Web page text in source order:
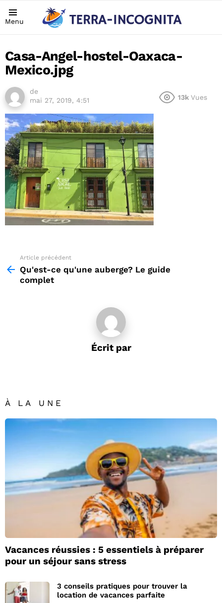
Menu
Casa-Angel-hostel-Oaxaca-
Mexico.jpg
de
mai 27, 2019, 4:51
13k Vues
more
Article précédent
Qu'est-ce qu'une auberge? Le guide
complet
Écrit par
À LA UNE
Vacances réussies : 5 essentiels à préparer
pour un séjour sans stress
3 conseils pratiques pour trouver la
location de vacances parfaite